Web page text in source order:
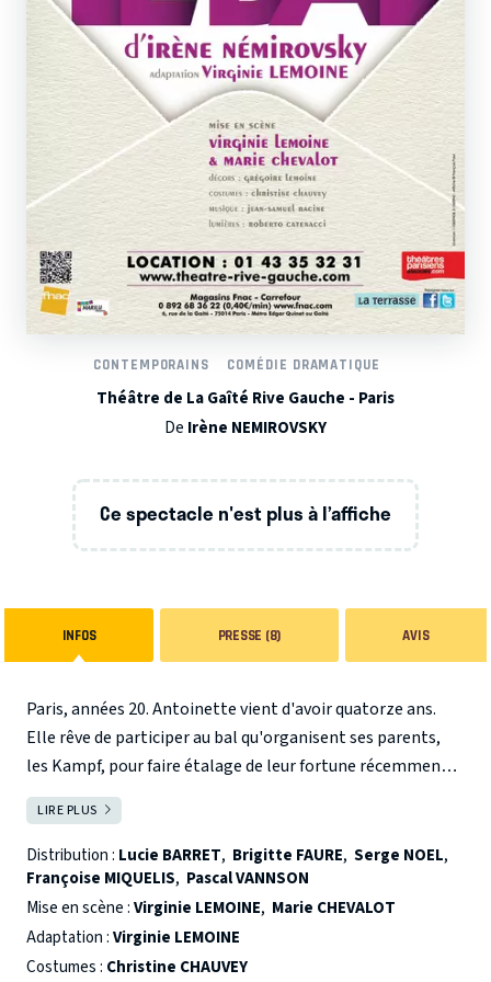
CONTEMPORAINS COMÉDIE DRAMATIQUE
Théâtre de La Gaîté Rive Gauche - Paris
De Irène NEMIROVSKY
Ce spectacle n'est plus à l’affiche
INFOS PRESSE (8) AVIS
Paris, années 20. Antoinette vient d'avoir quatorze ans.
Elle rêve de participer au bal qu'organisent ses parents,
les Kampf, pour faire étalage de leur fortune récemment
acquise. Mais sa mère, plus pressée de jouir enfin de cette
opulence tant attendue que de faire entrer sa fille dans le
monde, refuse de convier Antoinette au bal. La vengeance
d'Antoinette, aussi terrible qu'inattendue, tombera
comme un couperet, révélant le vrai visage de chacun.
Roman fulgurant et initiatique sur l'enfance et ses
tourments, chef d'oeuvre de drôlerie et de cruauté, "Le
LIRE PLUS
Distribution : Lucie BARRET, Brigitte FAURE, Serge NOEL,
Françoise MIQUELIS, Pascal VANNSON
Mise en scène :Virginie LEMOINE, Marie CHEVALOT
Adaptation :Virginie LEMOINE
Costumes : Christine CHAUVEY